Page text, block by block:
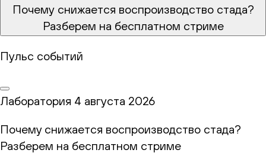
Почему снижается воспроизводство стада?
Разберем на бесплатном стриме
Пульс событий
Лаборатория 4 августа 2026
Почему снижается воспроизводство стада?
Разберем на бесплатном стриме